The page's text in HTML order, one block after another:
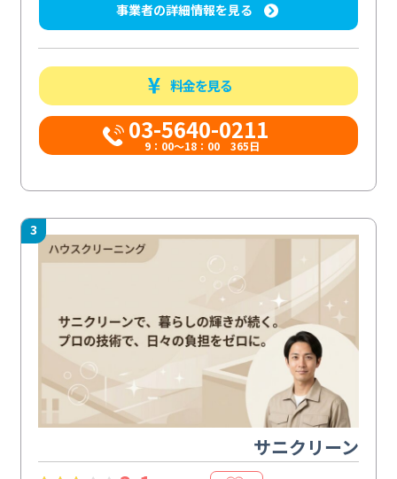
事業者の詳細情報を見る
料金を見る
03-5640-0211
9：00～18：00 365日
3
サニクリーン